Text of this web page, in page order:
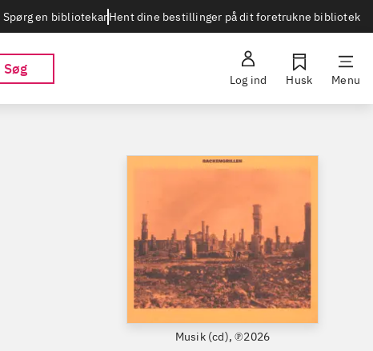
Spørg en bibliotekarHent dine bestillinger på dit foretrukne bibliotek
Søg
Log ind Husk Menu
Musik (cd), ℗2026